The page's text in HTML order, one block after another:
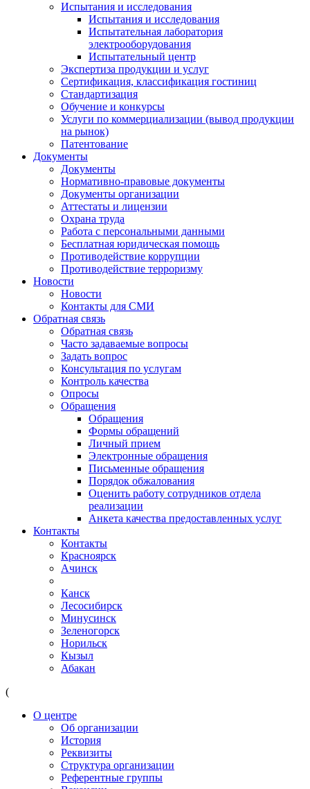
Испытания и исследования
Испытания и исследования
Испытательная лаборатория
электрооборудования
Испытательный центр
Экспертиза продукции и услуг
Сертификация, классификация гостиниц
Стандартизация
Обучение и конкурсы
Услуги по коммерциализации (вывод продукции
на рынок)
Патентование
Документы
Документы
Нормативно-правовые документы
Документы организации
Аттестаты и лицензии
Охрана труда
Работа с персональными данными
Бесплатная юридическая помощь
Противодействие коррупции
Противодействие терроризму
Новости
Новости
Контакты для СМИ
Обратная связь
Обратная связь
Часто задаваемые вопросы
Задать вопрос
Консультация по услугам
Контроль качества
Опросы
Обращения
Обращения
Формы обращений
Личный прием
Электронные обращения
Письменные обращения
Порядок обжалования
Оценить работу сотрудников отдела
реализации
Анкета качества предоставленных услуг
Контакты
Контакты
Красноярск
Ачинск
Канск
Лесосибирск
Минусинск
Зеленогорск
Норильск
Кызыл
Абакан
(
О центре
Об организации
История
Реквизиты
Структура организации
Референтные группы